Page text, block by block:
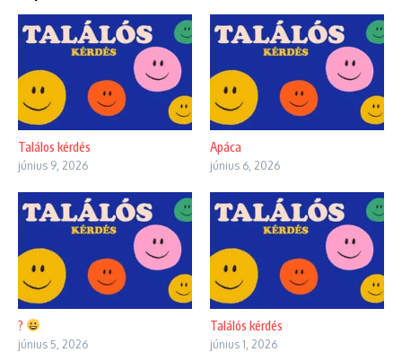
Találos kérdés
június 9, 2026
Apáca
június 6, 2026
?
június 5, 2026
Találós kérdés
június 1, 2026